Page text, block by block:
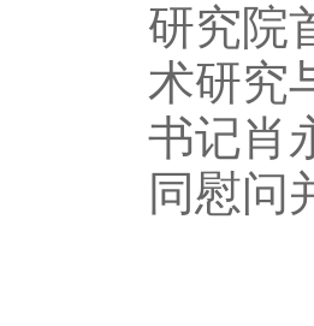
研究院
术研究
书记肖
同慰问